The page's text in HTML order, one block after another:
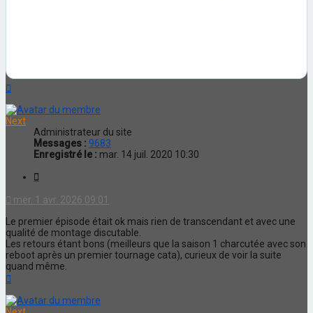
Next
Administrateur du site
Messages : 9683
Enregistré le : mar. 14 juil. 2020 10:30
mer. 1 avr. 2026 09:01
Le premier épisode était ok mais rien de transcendant et avec une
qualité de montage discutable.
Les retours étant bons (meilleurs que la saison 1 charcutée avec son
reboot après un premier tournage cata), curieux de voir la suite
quand même.